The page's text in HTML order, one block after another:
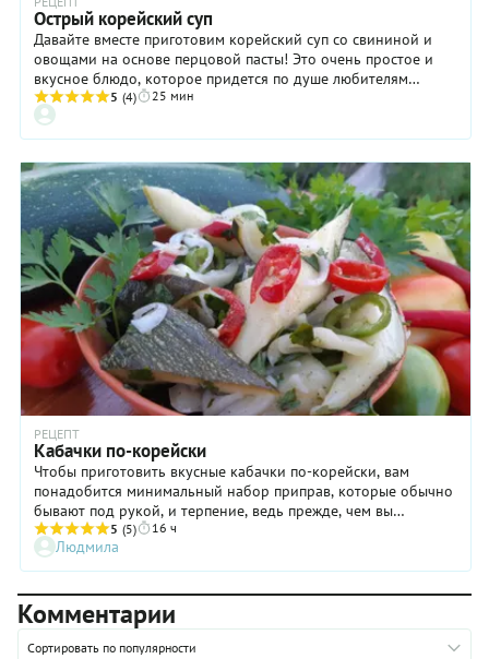
Острый корейский суп
Давайте вместе приготовим корейский суп со свининой и
овощами на основе перцовой пасты! Это очень простое и
вкусное блюдо, которое придется по душе любителям
остренького.
5 (4) 25 мин
РЕЦЕПТ
Кабачки по-корейски
Чтобы приготовить вкусные кабачки по-корейски, вам
понадобится минимальный набор приправ, которые обычно
бывают под рукой, и терпение, ведь прежде, чем вы
попробуете закуску, она проведет в холодильнике всю ночь.
Эти кабачки относятся к разряду остреньких и хорошо
подчеркнут вкус любого мяса или рыбы с не очень ярким
хочется разнообразить свое меню этим вкусным овощем,
приготовить кабачки по-корейски по моему рецепту
настоятельно рекомендую хотя бы однажды!
5 (5) 16 ч
Людмила
Комментарии
Сортировать по популярности